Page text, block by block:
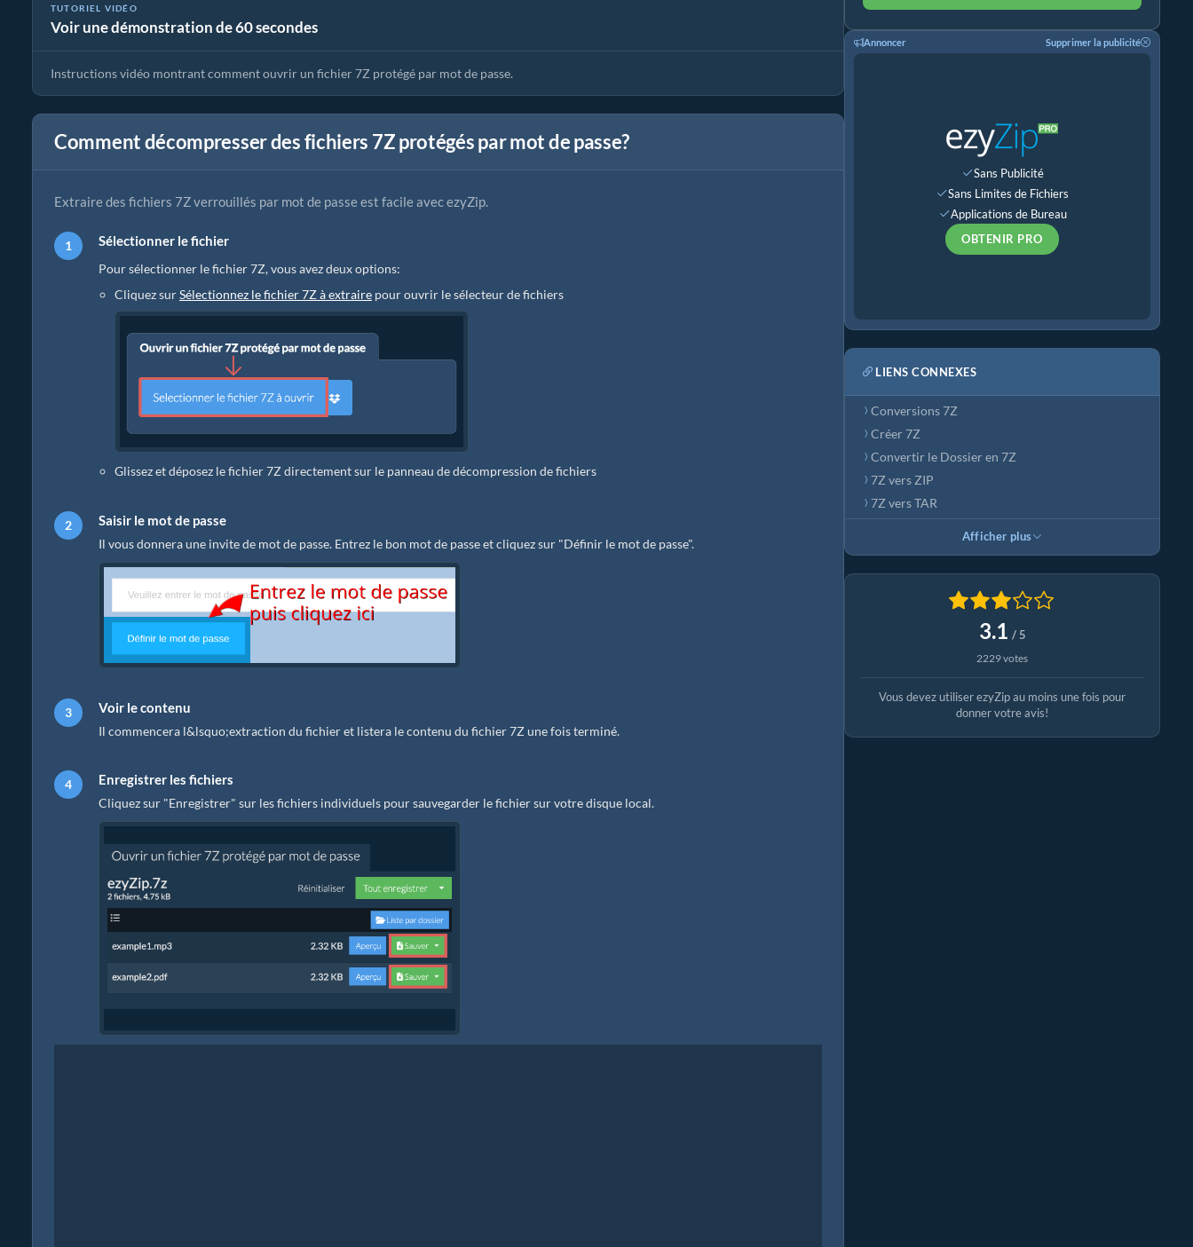
TUTORIEL VIDÉO
Voir une démonstration de 60 secondes
Comment ouvrir un fichier 7Z protégé par un mot de passe en ligne (Guide simple !)
Instructions vidéo montrant comment ouvrir un fichier 7Z protégé par mot de passe.
Comment décompresser des fichiers 7Z protégés par mot de passe?
Extraire des fichiers 7Z verrouillés par mot de passe est facile avec ezyZip.
Sélectionner le fichier
Pour sélectionner le fichier 7Z, vous avez deux options:
Cliquez surSélectionnez le fichier 7Z à extraire pour ouvrir le sélecteur de fichiers
Glissez et déposez le fichier 7Z directement sur le panneau de décompression de fichiers
Saisir le mot de passe
Il vous donnera une invite de mot de passe. Entrez le bon mot de passe et cliquez sur "Définir le mot de passe".
Voir le contenu
Il commencera l&lsquo;extraction du fichier et listera le contenu du fichier 7Z une fois terminé.
Enregistrer les fichiers
Cliquez sur "Enregistrer" sur les fichiers individuels pour sauvegarder le fichier sur votre disque local.
Annoncer Supprimer la publicité
Sans Publicité
Sans Limites de Fichiers
Applications de Bureau
OBTENIR PRO
LIENS CONNEXES
Conversions 7Z
Créer 7Z
Convertir le Dossier en 7Z
7Z vers ZIP
7Z vers TAR
Afficher plus
3.1 / 5
2229 votes
Vous devez utiliser ezyZip au moins une fois pour
donner votre avis!